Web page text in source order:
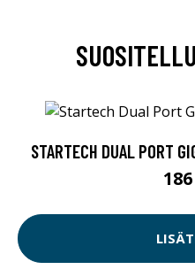
STARTECH DUAL PORT